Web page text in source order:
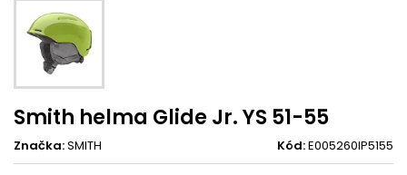
Smith helma Glide Jr. YS 51-55
Značka:SMITH Kód:E005260IP5155